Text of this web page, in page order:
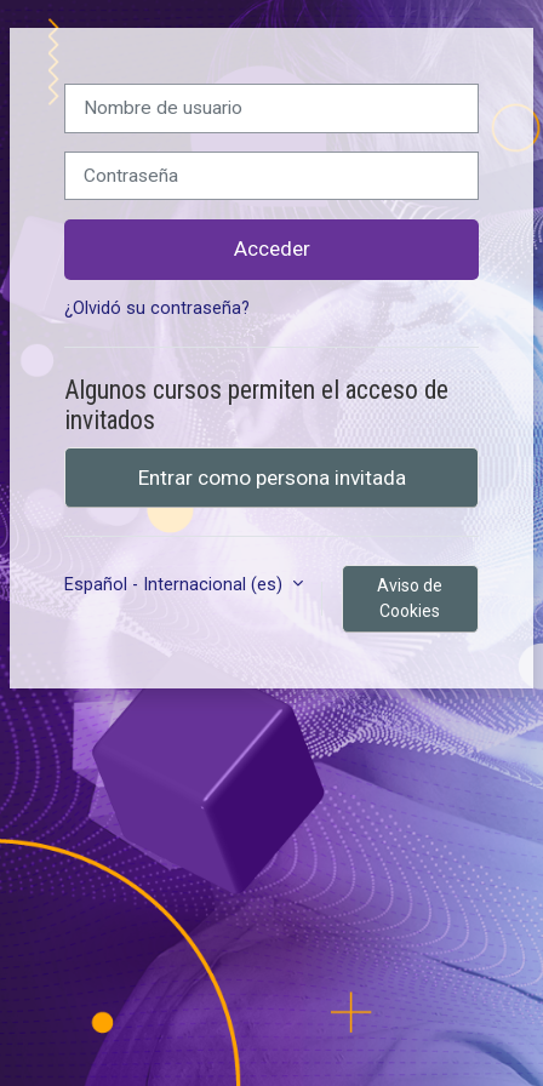
Acceder
¿Olvidó su contraseña?
Algunos cursos permiten el acceso de
invitados
Entrar como persona invitada
Español - Internacional ‎(es)‎
Aviso de
Cookies